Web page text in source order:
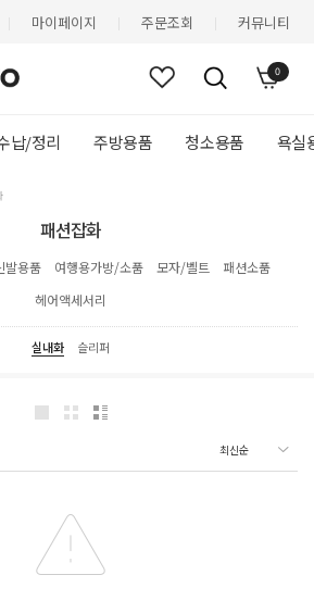
마이페이지 주문조회 커뮤니티
0
납/정리 주방용품 청소용품 욕실
패션잡화
발용품 여행용가방/소품 모자/벨트
패션소품
헤어액세서리
실내화 슬리퍼